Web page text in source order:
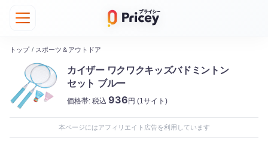
トップ / スポーツ＆アウトドア
カイザー ワクワクキッズバドミントン
セット ブルー
価格帯: 税込 936円 (1サイト)
本ページにはアフィリエイト広告を利用しています